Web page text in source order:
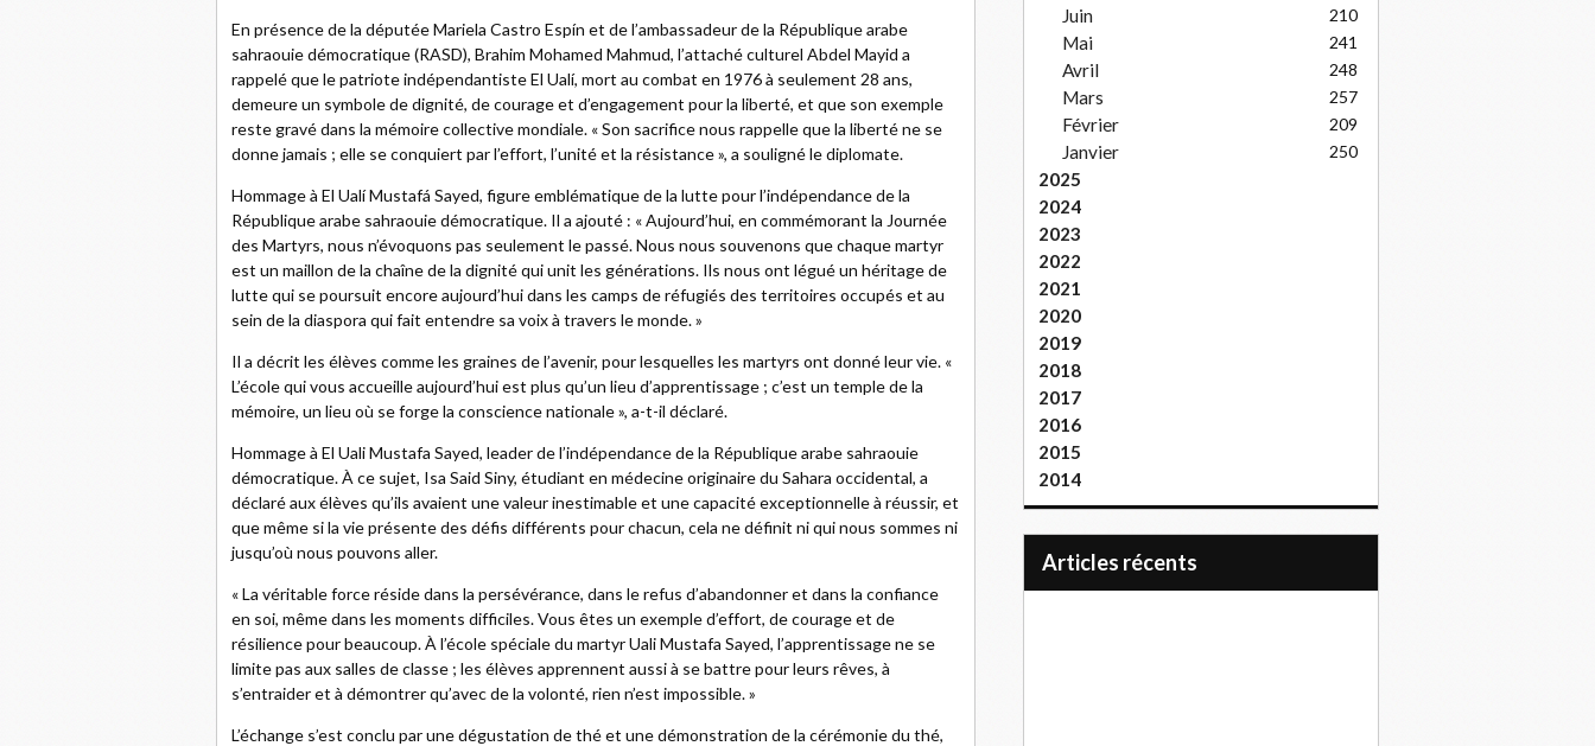
En présence de la députée Mariela Castro Espín et de l’ambassadeur de la République arabe
sahraouie démocratique (RASD), Brahim Mohamed Mahmud, l’attaché culturel Abdel Mayid a
rappelé que le patriote indépendantiste El Ualí, mort au combat en 1976 à seulement 28 ans,
demeure un symbole de dignité, de courage et d’engagement pour la liberté, et que son exemple
reste gravé dans la mémoire collective mondiale. « Son sacrifice nous rappelle que la liberté ne se
donne jamais ; elle se conquiert par l’effort, l’unité et la résistance », a souligné le diplomate.
Hommage à El Ualí Mustafá Sayed, figure emblématique de la lutte pour l’indépendance de la
République arabe sahraouie démocratique. Il a ajouté : « Aujourd’hui, en commémorant la Journée
des Martyrs, nous n’évoquons pas seulement le passé. Nous nous souvenons que chaque martyr
est un maillon de la chaîne de la dignité qui unit les générations. Ils nous ont légué un héritage de
lutte qui se poursuit encore aujourd’hui dans les camps de réfugiés des territoires occupés et au
sein de la diaspora qui fait entendre sa voix à travers le monde. »
Il a décrit les élèves comme les graines de l’avenir, pour lesquelles les martyrs ont donné leur vie. «
L’école qui vous accueille aujourd’hui est plus qu’un lieu d’apprentissage ; c’est un temple de la
mémoire, un lieu où se forge la conscience nationale », a-t-il déclaré.
Hommage à El Uali Mustafa Sayed, leader de l’indépendance de la République arabe sahraouie
démocratique. À ce sujet, Isa Said Siny, étudiant en médecine originaire du Sahara occidental, a
déclaré aux élèves qu’ils avaient une valeur inestimable et une capacité exceptionnelle à réussir, et
que même si la vie présente des défis différents pour chacun, cela ne définit ni qui nous sommes ni
jusqu’où nous pouvons aller.
« La véritable force réside dans la persévérance, dans le refus d’abandonner et dans la confiance
en soi, même dans les moments difficiles. Vous êtes un exemple d’effort, de courage et de
résilience pour beaucoup. À l’école spéciale du martyr Uali Mustafa Sayed, l’apprentissage ne se
limite pas aux salles de classe ; les élèves apprennent aussi à se battre pour leurs rêves, à
s’entraider et à démontrer qu’avec de la volonté, rien n’est impossible. »
L’échange s’est conclu par une dégustation de thé et une démonstration de la cérémonie du thé,
Juin 210
Mai 241
Avril 248
Mars 257
Février 209
Janvier 250
2025
2024
2023
2022
2021
2020
2019
2018
2017
2016
2015
2014
articles récents